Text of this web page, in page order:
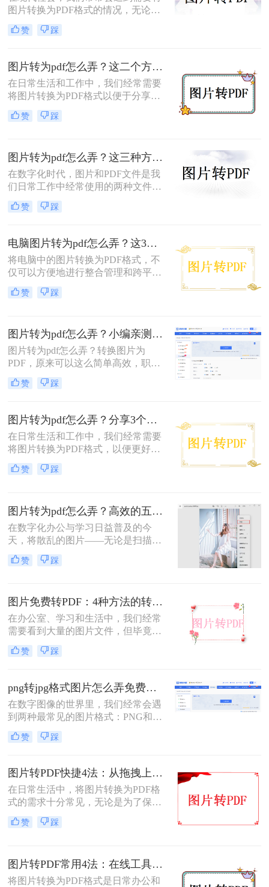
图片转换为PDF格式的情况，无论是
为了方便传输和存储，还是为了保证
文档的完整性和安全性。那么，图片
家介绍二种简单且实用的操作方法。
赞 踩
图片转为pdf怎么弄？这二个方法值得收藏
在日常生活和工作中，我们经常需要
将图片转换为PDF格式以便于分享、
存档或打印。PDF格式的文件具有跨
平台、不易修改且保持原始格式的优
面，我们将详细介绍两种将图片转换
为PDF的常用方法。
赞 踩
图片转为pdf怎么弄？这三种方法任你选择！
在数字化时代，图片和PDF文件是我
们日常工作中经常使用的两种文件格
式。有时，为了更方便地分享、保存
或打印，我们可能需要将图片转换为
PDF怎么弄，帮助大家轻松应对这一
需求。
赞 踩
电脑图片转为pdf怎么弄？这3种方法值得尝试！
将电脑中的图片转换为PDF格式，不
仅可以方便地进行整合管理和跨平台
查看，还能有效保护图片的原始质量
和隐私信息。那么电脑图片转为pdf怎
片到PDF的转换。
赞 踩
图片转为pdf怎么弄？小编亲测5种实用方法，告别繁琐操作！
图片转为pdf怎么弄？转换图片为
PDF，原来可以这么简单高效，职场
效率提升从此触手可及！“一张图片
秒变PDF文档？是的，你没听错！”作
主，小编深知职场办公人群对高效转
换工具的渴求，今天就分享超实用方
法，帮你轻松解决图片转pdf难题。
赞 踩
图片转为pdf怎么弄？分享3个实用又简单的方法！
在日常生活和工作中，我们经常需要
将图片转换为PDF格式，以便更好地
分享、打印或保存。PDF作为一种通
用的文件格式，具有跨平台、不易被
么弄呢？本文将介绍几种简单而实用
的方法，帮助你轻松将图片转换为
PDF。
赞 踩
图片转为pdf怎么弄？高效的五大方法详解！
在数字化办公与学习日益普及的今
天，将散乱的图片——无论是扫描的
文档、手机拍摄的笔记，还是珍贵的
照片——整合成一个统一的PDF文
定、易于传输和打印的优点，成为了
文档分发的标准格式。然而，面对网
络上琳琅满目的工具和方法，许多人
弄呢？
赞 踩
图片免费转PDF：4种方法的转换速度和画质损失对比！
在办公室、学习和生活中，我们经常
需要看到大量的图片文件，但毕竟，
一张一张地看照片相对麻烦，所以我
们通常会把照片变成PDF。事实上，
天，我将教你图片转为pdf怎么弄免费
的。
赞 踩
png转jpg格式图片怎么弄免费？2025最新方法详解！
在数字图像的世界里，我们经常会遇
到两种最常见的图片格式：PNG和
JPG。PNG以其无损压缩和支持透明
背景的特性，深受设计师和需要高保
效的压缩能力，在保证可接受画质的
前提下，将文件体积大幅缩小，成为
网页发布、社交媒体分享和日常存储
的首选。因此，将PNG转换为JPG的
需求变得十分普遍——或许是为了减
小文件体积以便更快地上传和加载，
赞 踩
图片转PDF快捷4法：从拖拽上传到批量导出的操作流程！
在日常生活中，将图片转换为PDF格
式的需求十分常见，无论是为了保存
照片、制作电子相册，还是为了提交
报告和简历中的图片资料。那么图片
完成图片到PDF的转换。
赞 踩
图片转PDF常用4法：在线工具、桌面软件、手机APP和打印导出的适用边界！
将图片转换为PDF格式是日常办公和